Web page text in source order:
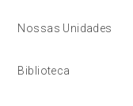
Nossas Unidades
Biblioteca